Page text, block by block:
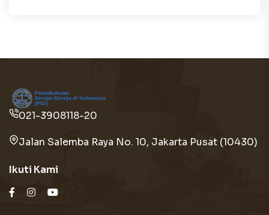
021-3908118-20
Jalan Salemba Raya No. 10, Jakarta Pusat (10430)
Ikuti Kami